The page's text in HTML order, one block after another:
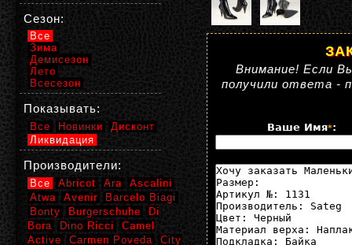
Внимание! Если
получили ответа -
Ваше Имя*:
Сезон:
Все
Зима
Демисезон
Лето
Всесезон
Показывать:
Все Новинки
Дисконт
Ликвидация
Производители:
Все Abricot Ara
Ascalini
Atwa
Avenir
Barcelo Biagi
Bonty
Burgerschuhe
Di
Bora
Dino Ricci
Camel
Active
Carmen Poveda
City